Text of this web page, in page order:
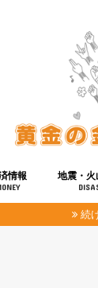
情報 地震・
続